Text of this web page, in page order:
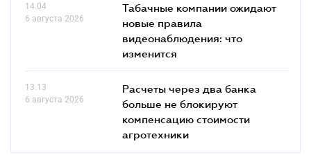
14.04
6 августа 2026
Табачные компании ожидают
новые правила
видеонаблюдения: что
изменится
13.13
6 августа 2026
Расчеты через два банка
больше не блокируют
компенсацию стоимости
агротехники